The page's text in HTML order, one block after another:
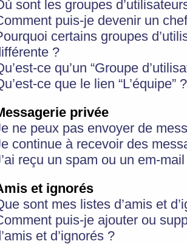
sont les groupes
puis-je devenir un
certains groupes
?
ce qu’un “Groupe
ce que le lien “L’équipe” ?
privée
ne peux pas envoyer de
continue à recevoir des
reçu un spam ou un em-
et ignorés
sont mes listes d’amis et
puis-je ajouter ou
et d’ignorés ?